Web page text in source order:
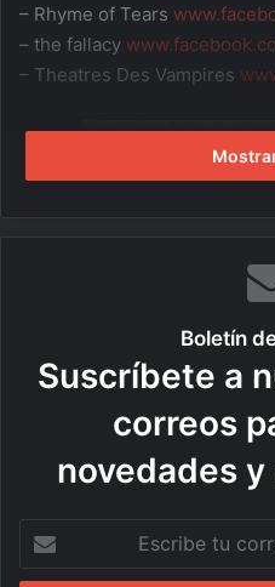
– Rhyme of Tears
– the fallacy
– Theatres Des Vampires
Boletín
Suscríbete a
correos
novedades